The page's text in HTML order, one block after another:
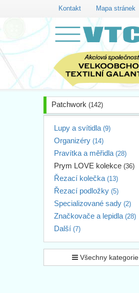
Kontakt Mapa stránek
Patchwork (142)
Lupy a svítidla (9)
Organizéry (14)
Pravítka a měřidla (28)
Prym LOVE kolekce (36)
Řezací kolečka (13)
Řezací podložky (5)
Specializované sady (2)
Značkovače a lepidla (28)
Další (7)
Všechny kategorie